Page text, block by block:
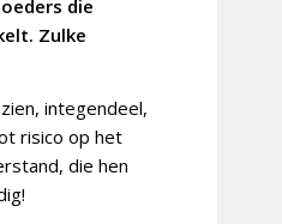
die
Zulke
integendeel,
risico op het
die hen